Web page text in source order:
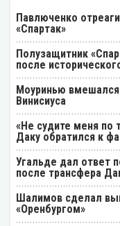
Павлюченко
«Спартак»
Полузащитник
после
Моуринью
Винисиуса
«Не судите меня по
Даку обратился к
Угальде дал ответ
после трансфера
Шалимов сделал
«Оренбургом»